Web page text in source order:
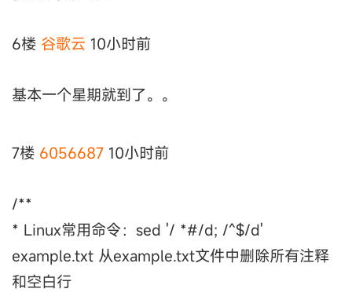
6楼 谷歌云 10小时前
基本一个星期就到了。。
7楼 6056687 10小时前
/**
* Linux常用命令：sed '/ *#/d; /^$/d'
example.txt 从example.txt文件中删除所有注释
和空白行